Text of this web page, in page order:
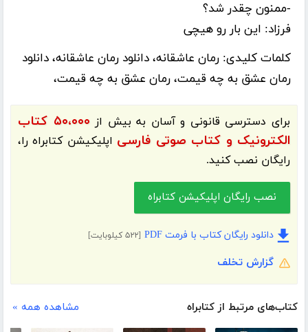
-ممنون چقدر شد؟
فرزاد: این بار رو هیچی
کلمات کلیدی: رمان عاشقانه، دانلود رمان عاشقانه، دانلود
رمان عشق به چه قیمت، رمان عشق به چه قیمت،
برای دسترسی قانونی و آسان به بیش از
۵۰،۰۰۰ کتاب
الکترونیک و کتاب صوتی فارسی اپلیکیشنکتابراهرا،
رایگان نصب کنید.
نصب رایگان اپلیکیشن کتابراه
دانلود رایگان کتاب با فرمت PDF [۵۲۲ کیلوبایت]
گزارش تخلف
کتاب‌های مرتبط از کتابراه مشاهده همه »